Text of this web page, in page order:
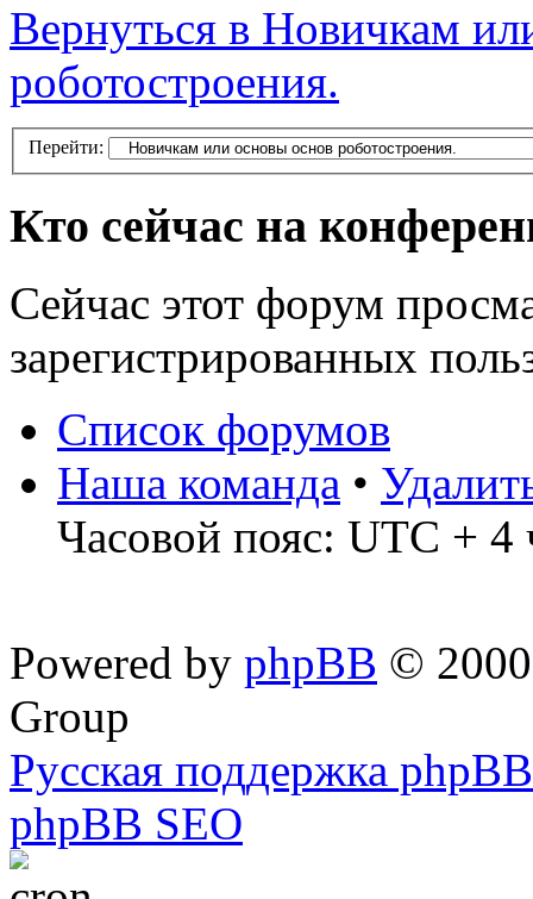
Вернуться в Новичкам
роботостроения.
Перейти:
Кто сейчас на
Сейчас этот форум
зарегистрированных
Список форумов
Наша команда •
Часовой пояс: UTC + 4
Powered by phpBB ©
Group
Русская поддержка phpBB
phpBB SEO